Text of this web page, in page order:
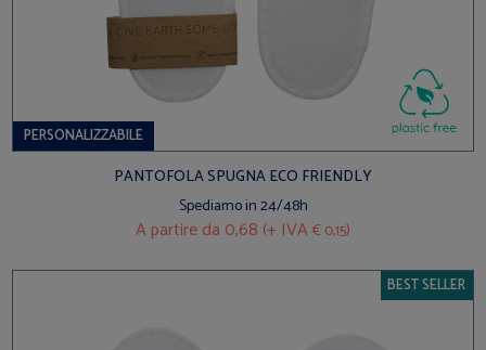
PERSONALIZZABILE
PANTOFOLA SPUGNA ECO FRIENDLY
Spediamo in 24/48h
A partire da 0,68 (+ IVA€ 0,15)
BEST SELLER